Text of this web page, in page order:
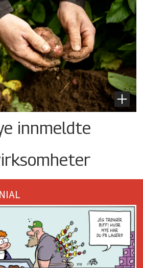
innmeldte